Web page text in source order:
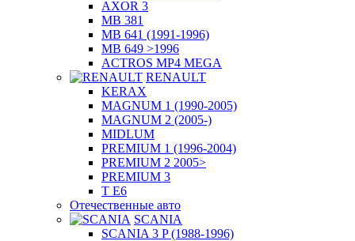
AXOR 3
MB 381
MB 641 (1991-1996)
MB 649 >1996
ACTROS MP4 MEGA
RENAULT
KERAX
MAGNUM 1 (1990-2005)
MAGNUM 2 (2005-)
MIDLUM
PREMIUM 1 (1996-2004)
PREMIUM 2 2005>
PREMIUM 3
T E6
Отечественные авто
SCANIA
SCANIA 3 P (1988-1996)